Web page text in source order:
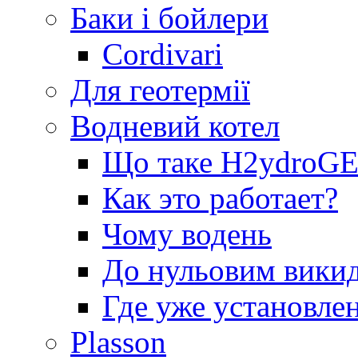
Баки і бойлери
Cordivari
Для геотермії
Водневий котел
Що таке
Как это работает?
Чому водень
До нульовим
Где уже
Plasson